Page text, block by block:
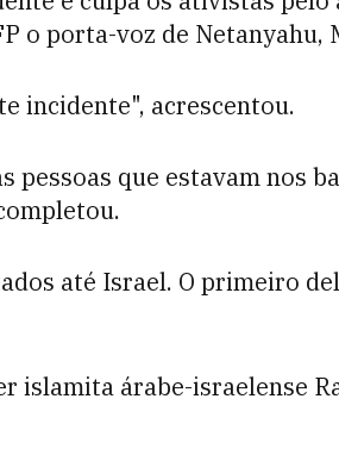
o porta-voz de Netanyahu,
incidente", acrescentou.
que estavam nos
até Israel. O primeiro
islamita árabe-israelense